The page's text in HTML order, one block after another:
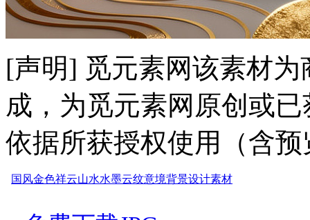
[声明] 觅元素网该素材
成，为觅元素网原创或
依据所获授权使用（含
国风金色祥云山水水墨云纹意境背景设计素材